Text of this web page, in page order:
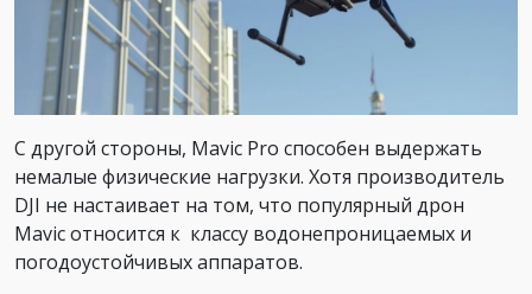
С другой стороны, Mavic Pro способен выдержать
немалые физические нагрузки. Хотя производитель
DJI не настаивает на том, что популярный дрон
Mavic относится к классу водонепроницаемых и
погодоустойчивых аппаратов.